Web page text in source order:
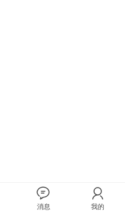
消息 我的